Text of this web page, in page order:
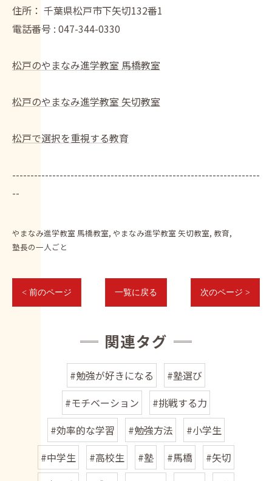
住所： 千葉県松戸市下矢切132番1
電話番号 : 047-344-0330
松戸のやまなみ進学教室 馬橋教室
松戸のやまなみ進学教室 矢切教室
松戸で選択を重視する教育
--------------------------------------------------------------------
--
やまなみ進学教室 馬橋教室 やまなみ進学教室 矢切教室 教育
塾長の一人ごと
< 前のページ 一覧に戻る 次のページ >
関連タグ
#勉強が好きになる
#塾選び
#モチベーション
#挑戦する力
#効率的な学習
#勉強方法
#小学生
#中学生
#高校生 #塾 #馬橋
#矢切